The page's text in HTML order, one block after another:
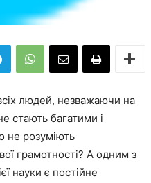
людей, незважаючи на
стають багатими і
не розуміють
грамотності? А одним з
науки є постійне